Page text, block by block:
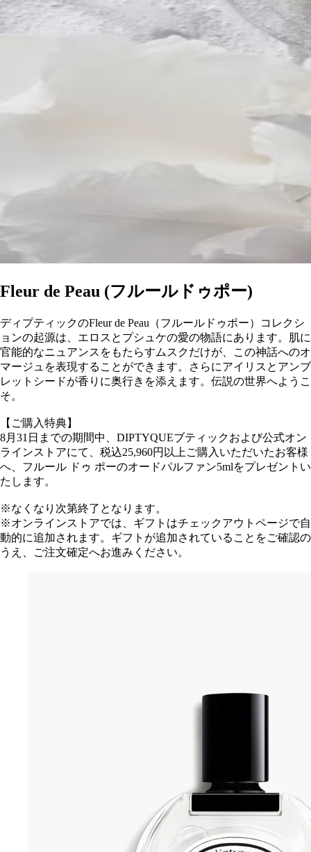
Fleur de Peau (フルールドゥポー)
ディプティックのFleur de Peau（フルールドゥポー）コレクシ
ョンの起源は、エロスとプシュケの愛の物語にあります。肌に
官能的なニュアンスをもたらすムスクだけが、この神話へのオ
マージュを表現することができます。さらにアイリスとアンブ
レットシードが香りに奥行きを添えます。伝説の世界へようこ
そ。
【ご購入特典】
8月31日までの期間中、DIPTYQUEブティックおよび公式オン
ラインストアにて、税込25,960円以上ご購入いただいたお客様
へ、フルール ドゥ ポーのオードパルファン5mlをプレゼントい
たします。
※なくなり次第終了となります。
※オンラインストアでは、ギフトはチェックアウトページで自
動的に追加されます。ギフトが追加されていることをご確認の
うえ、ご注文確定へお進みください。